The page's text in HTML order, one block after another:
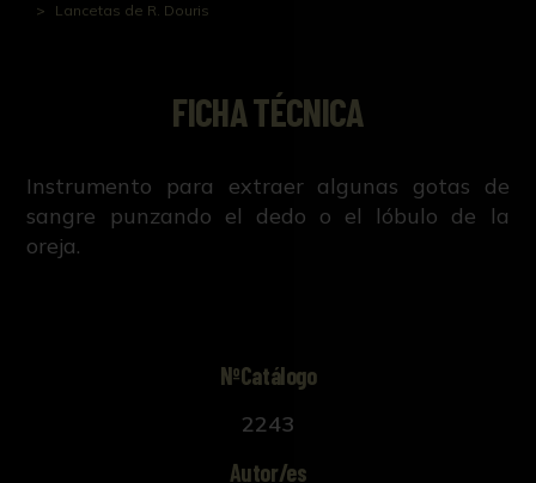
Lancetas de R. Douris
FICHA TÉCNICA
Instrumento para extraer algunas gotas de
sangre punzando el dedo o el lóbulo de la
oreja.
NºCatálogo
2243
Autor/es